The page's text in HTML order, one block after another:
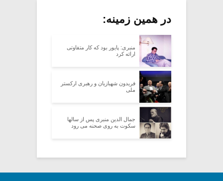
در همین زمینه:
منبری: پایور بود که کار متفاوتی
ارائه کرد
فریدون شهبازیان و رهبری ارکستر
ملی
جمال الدین منبری پس از سالها
سکوت به روی صحنه می رود